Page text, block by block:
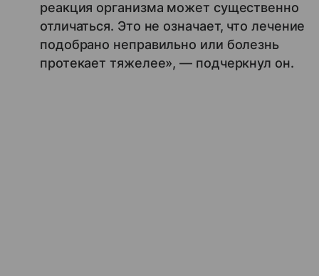
реакция организма может существенно
отличаться. Это не означает, что лечение
подобрано неправильно или болезнь
протекает тяжелее», — подчеркнул он.